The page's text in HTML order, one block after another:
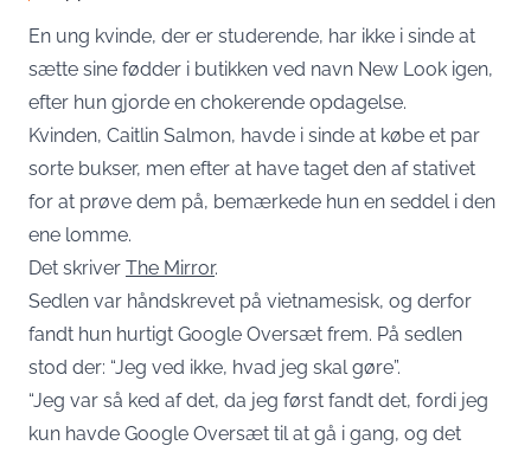
En ung kvinde, der er studerende, har ikke i sinde at
sætte sine fødder i butikken ved navn New Look igen,
efter hun gjorde en chokerende opdagelse.
Kvinden, Caitlin Salmon, havde i sinde at købe et par
sorte bukser, men efter at have taget den af stativet
for at prøve dem på, bemærkede hun en seddel i den
ene lomme.
Det skriver The Mirror.
Sedlen var håndskrevet på vietnamesisk, og derfor
fandt hun hurtigt Google Oversæt frem. På sedlen
stod der: “Jeg ved ikke, hvad jeg skal gøre”.
“Jeg var så ked af det, da jeg først fandt det, fordi jeg
kun havde Google Oversæt til at gå i gang, og det